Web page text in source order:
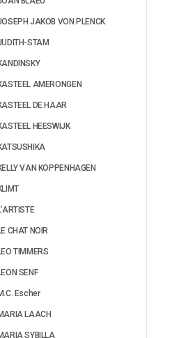
JAKOB VON PLENCK
STAM
AMERONGEN
DE HAAR
HEESWIJK
VAN KOPPENHAGEN
CHAT NOIR
TIMMERS
SENF
Escher
LAACH
SYBILLA